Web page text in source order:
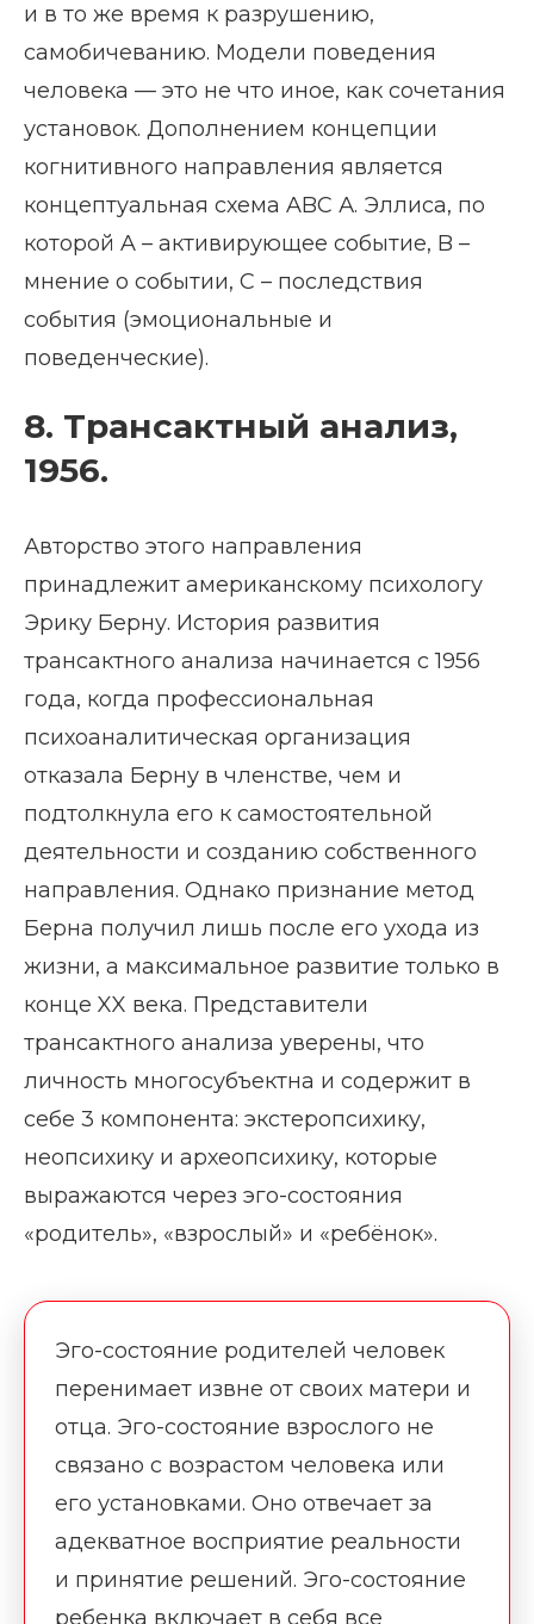
и в то же время к разрушению,
самобичеванию. Модели поведения
человека — это не что иное, как сочетания
установок. Дополнением концепции
когнитивного направления является
концептуальная схема ABC А. Эллиса, по
которой A – активирующее событие, B –
мнение о событии, C – последствия
события (эмоциональные и
поведенческие).
8. Трансактный анализ,
1956.
Авторство этого направления
принадлежит американскому психологу
Эрику Берну. История развития
трансактного анализа начинается с 1956
года, когда профессиональная
психоаналитическая организация
отказала Берну в членстве, чем и
подтолкнула его к самостоятельной
деятельности и созданию собственного
направления. Однако признание метод
Берна получил лишь после его ухода из
жизни, а максимальное развитие только в
конце XX века. Представители
трансактного анализа уверены, что
личность многосубъектна и содержит в
себе 3 компонента: экстеропсихику,
неопсихику и археопсихику, которые
выражаются через эго-состояния
«родитель», «взрослый» и «ребёнок».
Эго-состояние родителей человек
перенимает извне от своих матери и
отца. Эго-состояние взрослого не
связано с возрастом человека или
его установками. Оно отвечает за
адекватное восприятие реальности
и принятие решений. Эго-состояние
ребенка включает в себя все